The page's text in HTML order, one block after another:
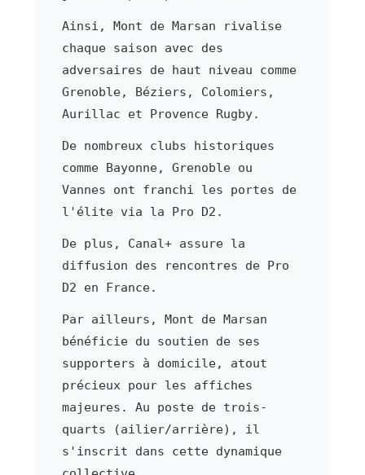
Ainsi, Mont de Marsan rivalise
chaque saison avec des
adversaires de haut niveau comme
Grenoble, Béziers, Colomiers,
Aurillac et Provence Rugby.
De nombreux clubs historiques
comme Bayonne, Grenoble ou
Vannes ont franchi les portes de
l'élite via la Pro D2.
De plus, Canal+ assure la
diffusion des rencontres de Pro
D2 en France.
Par ailleurs, Mont de Marsan
bénéficie du soutien de ses
supporters à domicile, atout
précieux pour les affiches
majeures. Au poste de trois-
quarts (ailier/arrière), il
s'inscrit dans cette dynamique